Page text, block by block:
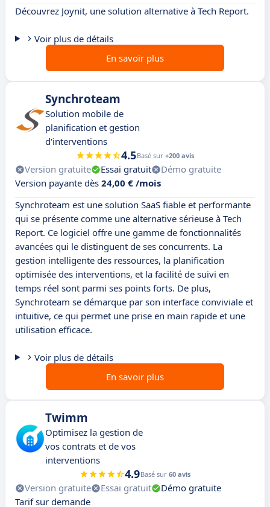
Découvrez Joynit, une solution alternative à Tech Report.
Voir plus de détails
En savoir plus
Synchroteam
Solution mobile de
planification et gestion
d'interventions
4.5Basé sur +200 avis
Version gratuite Essai gratuit
Démo gratuite
Version payante dès 24,00 € /mois
Synchroteam est une solution SaaS fiable et performante
qui se présente comme une alternative sérieuse à Tech
Report. Ce logiciel offre une gamme de fonctionnalités
avancées qui le distinguent de ses concurrents. La
gestion intelligente des ressources, la planification
optimisée des interventions, et la facilité de suivi en
temps réel sont parmi ses points forts. De plus,
Synchroteam se démarque par son interface conviviale et
intuitive, ce qui permet une prise en main rapide et une
utilisation efficace.
Voir plus de détails
En savoir plus
Twimm
Optimisez la gestion de
vos contrats et de vos
interventions
4.9Basé sur 60 avis
Version gratuite Essai gratuit
Démo gratuite
Tarif sur demande